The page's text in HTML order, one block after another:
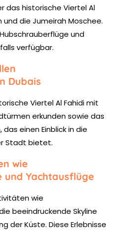
das historische Viertel Al
und die Jumeirah Moschee.
und
verfügbar.
Dubais
Viertel Al Fahidi mit
erkunden sowie das
einen Einblick in die
Stadt bietet.
wie
Yachtausflüge
wie
beeindruckende Skyline
der Küste. Diese Erlebnisse